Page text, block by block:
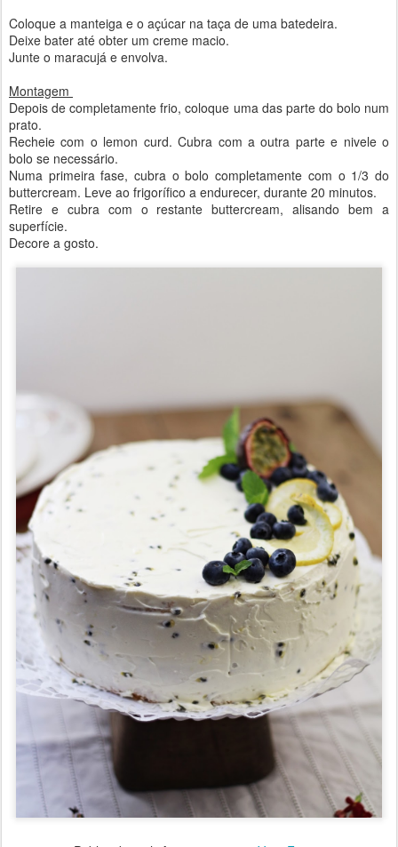
Coloque a manteiga e o açúcar na taça de uma batedeira.
Deixe bater até obter um creme macio.
Junte o maracujá e envolva.
Montagem
Depois de completamente frio, coloque uma das parte do bolo num
prato.
Recheie com o lemon curd. Cubra com a outra parte e nivele o
bolo se necessário.
Numa primeira fase, cubra o bolo completamente com o 1/3 do
buttercream. Leve ao frigorífico a endurecer, durante 20 minutos.
Retire e cubra com o restante buttercream, alisando bem a
superfície.
Decore a gosto.